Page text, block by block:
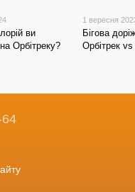
ви
Орбітреку?
1 вересня
Бігова
Орбітрек